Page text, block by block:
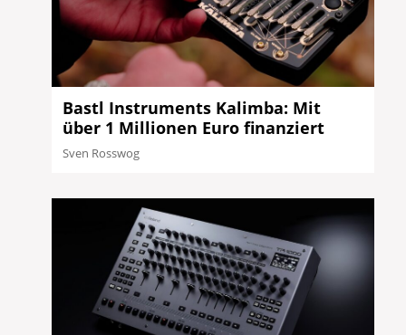
Bastl Instruments Kalimba: Mit
über 1 Millionen Euro finanziert
Sven Rosswog